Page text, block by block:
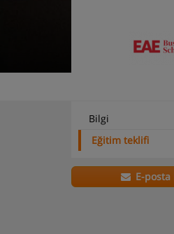
Bilgi
Eğitim teklifi
E-